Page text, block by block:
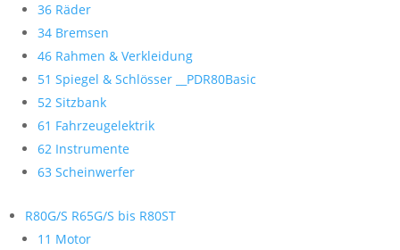
36 Räder
34 Bremsen
46 Rahmen & Verkleidung
51 Spiegel & Schlösser __PDR80Basic
52 Sitzbank
61 Fahrzeugelektrik
62 Instrumente
63 Scheinwerfer
R80G/S R65G/S bis R80ST
11 Motor